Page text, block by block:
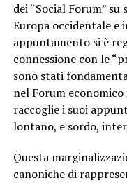
dei “Social Forum”
Europa occidentale e
appuntamento si è
connessione con le
sono stati
nel Forum
raccoglie i suoi
lontano, e sordo,
Questa
canoniche di